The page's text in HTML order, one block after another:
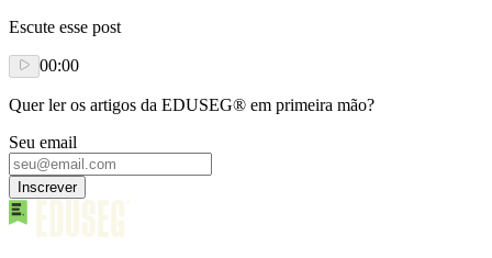
Escute esse post
00:00
Quer ler os artigos da EDUSEG® em primeira mão?
Seu email
Inscrever